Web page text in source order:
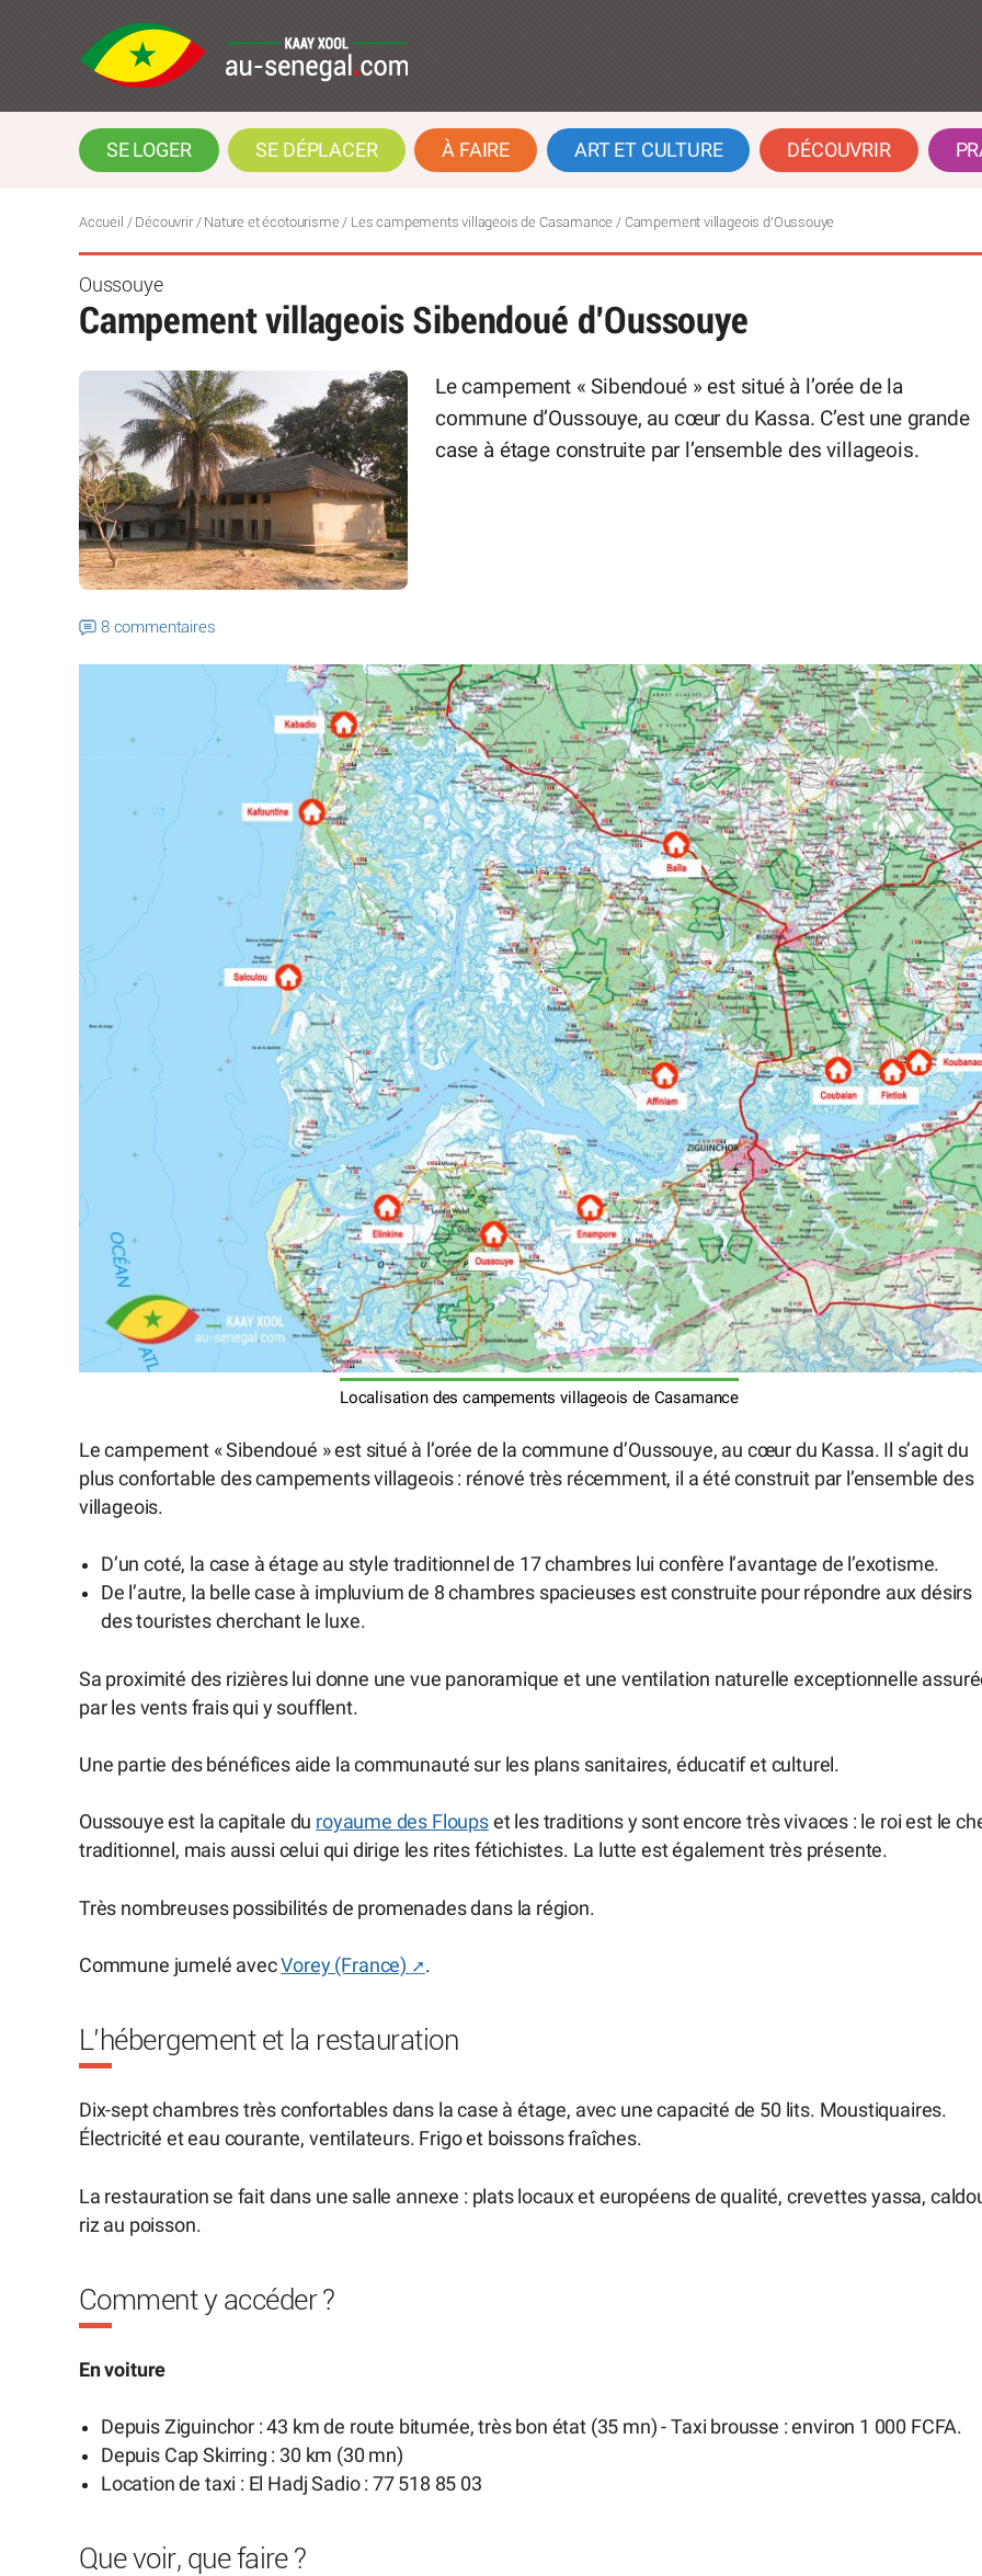
SE LOGER SE DÉPLACER À FAIRE ART ET CULTURE DÉCOUVRIR
Accueil / Découvrir/ Nature et écotourisme / Les campements villageois de Casamance / Campement villageois d’Oussouye
Oussouye
Campement villageois Sibendoué d’Oussouye
Le campement « Sibendoué » est situé à l’orée de la
commune d’Oussouye, au cœur du Kassa. C’est une grande
case à étage construite par l’ensemble des villageois.
8 commentaires
Localisation des campements villageois de Casamance
Le campement « Sibendoué » est situé à l’orée de la commune d’Oussouye, au cœur du Kassa. Il s’agit du
plus confortable des campements villageois : rénové très récemment, il a été construit par l’ensemble des
villageois.
D’un coté, la case à étage au style traditionnel de 17 chambres lui confère l’avantage de l’exotisme.
De l’autre, la belle case à impluvium de 8 chambres spacieuses est construite pour répondre aux désirs
des touristes cherchant le luxe.
Sa proximité des rizières lui donne une vue panoramique et une ventilation naturelle exceptionnelle
par les vents frais qui y soufflent.
Une partie des bénéfices aide la communauté sur les plans sanitaires, éducatif et culturel.
Oussouye est la capitale du royaume des Floupset les traditions y sont encore très vivaces : le roi est le
traditionnel, mais aussi celui qui dirige les rites fétichistes. La lutte est également très présente.
Très nombreuses possibilités de promenades dans la région.
Commune jumelé avecVorey (France) .
L’hébergement et la restauration
Dix-sept chambres très confortables dans la case à étage, avec une capacité de 50 lits. Moustiquaires.
Électricité et eau courante, ventilateurs. Frigo et boissons fraîches.
La restauration se fait dans une salle annexe : plats locaux et européens de qualité, crevettes yassa,
riz au poisson.
Comment y accéder ?
En voiture
Depuis Ziguinchor : 43 km de route bitumée, très bon état (35 mn) - Taxi brousse : environ 1 000 FCFA.
Depuis Cap Skirring : 30 km (30 mn)
Location de taxi : El Hadj Sadio : 77 518 85 03
Que voir, que faire ?